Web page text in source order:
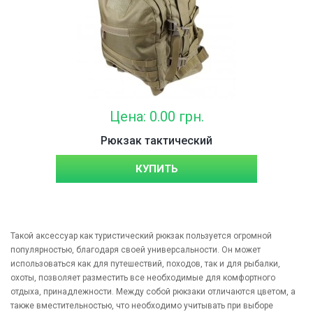
Цена: 0.00 грн.
Рюкзак тактический
КУПИТЬ
Такой аксессуар как туристический рюкзак пользуется огромной
популярностью, благодаря своей универсальности. Он может
использоваться как для путешествий, походов, так и для рыбалки,
охоты, позволяет разместить все необходимые для комфортного
отдыха, принадлежности. Между собой рюкзаки отличаются цветом, а
также вместительностью, что необходимо учитывать при выборе